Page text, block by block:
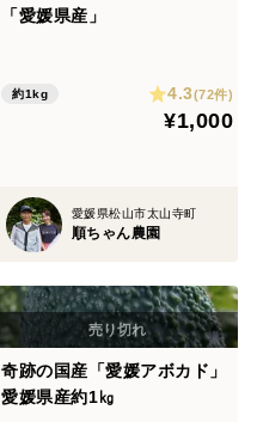
「愛媛県産」
約1kg 4.3(72件)
¥1,000
愛媛県松山市太山寺町
順ちゃん農園
奇跡の国産「愛媛アボカド」
愛媛県産約1㎏